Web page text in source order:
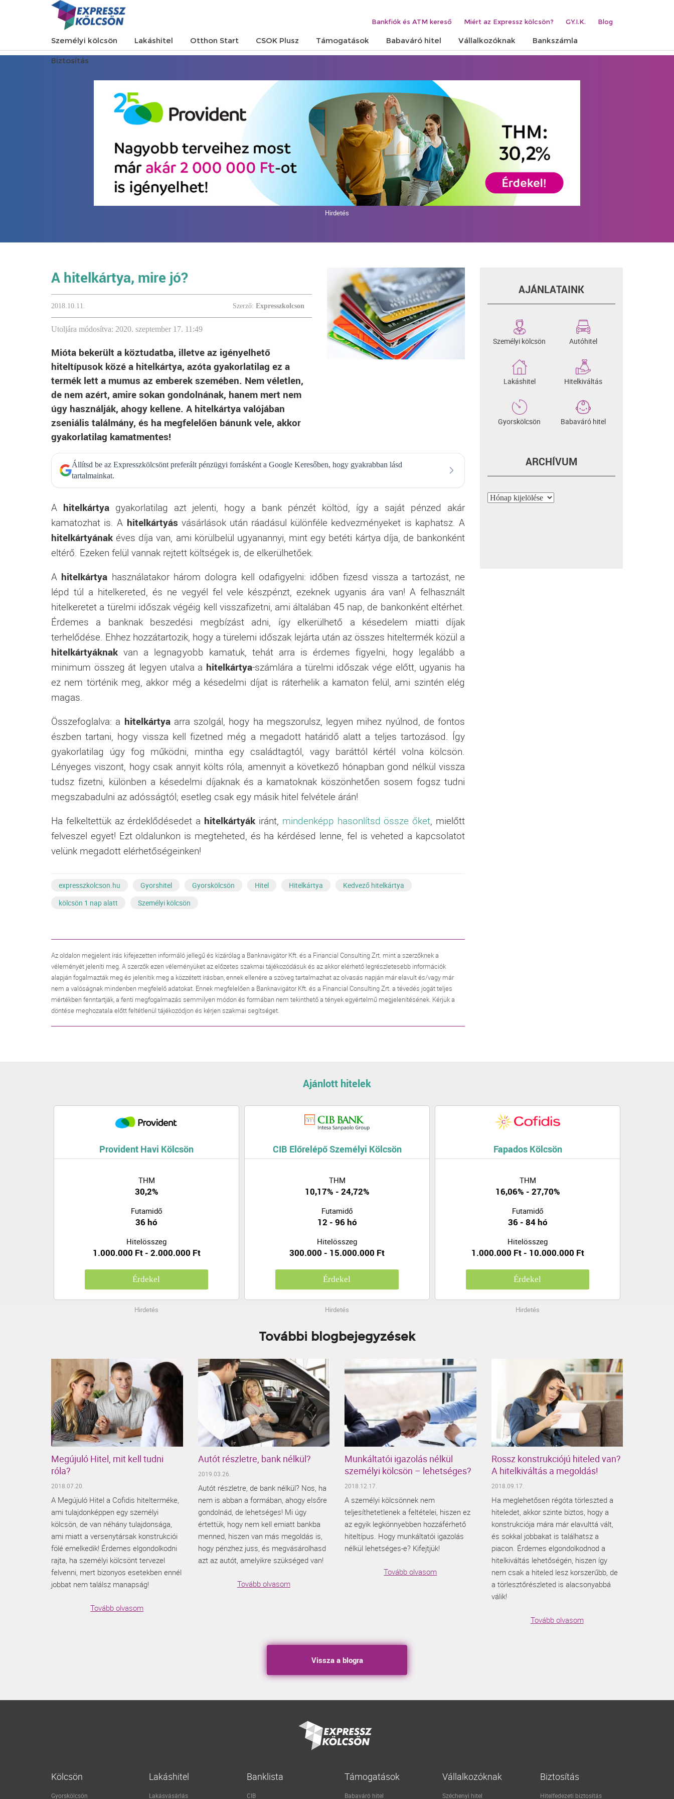
Bankfiók és ATM kereső Miért az Expressz kölcsön? GY.I.K. Blog
Személyi kölcsön Lakáshitel Otthon Start CSOK Plusz Támogatások Babaváró hitel Vállalkozóknak Bankszámla
Biztosítás
Hirdetés
A hitelkártya, mire jó?
2018.10.11. Szerző: Expresszkolcson
Utoljára módosítva: 2020. szeptember 17. 11:49
Mióta bekerült a köztudatba, illetve az igényelhető
hiteltípusok közé a hitelkártya, azóta gyakorlatilag ez a
termék lett a mumus az emberek szemében. Nem véletlen,
de nem azért, amire sokan gondolnának, hanem mert nem
úgy használják, ahogy kellene. A hitelkártya valójában
zseniális találmány, és ha megfelelően bánunk vele, akkor
gyakorlatilag kamatmentes!
Állítsd be az Expresszkölcsönt preferált pénzügyi forrásként a Google Keresőben, hogy gyakrabban lásd
tartalmainkat.
A hitelkártyagyakorlatilag azt jelenti, hogy a bank pénzét költöd, így a saját pénzed akár
kamatozhat is. A hitelkártyás vásárlások után ráadásul különféle kedvezményeket is kaphatsz. A
hitelkártyának éves díja van, ami körülbelül ugyanannyi, mint egy betéti kártya díja, de bankonként
eltérő. Ezeken felül vannak rejtett költségek is, de elkerülhetőek.
A hitelkártya használatakor három dologra kell odafigyelni: időben fizesd vissza a tartozást, ne
lépd túl a hitelkereted, és ne vegyél fel vele készpénzt, ezeknek ugyanis ára van! A felhasznált
hitelkeretet a türelmi időszak végéig kell visszafizetni, ami általában 45 nap, de bankonként eltérhet.
Érdemes a banknak beszedési megbízást adni, így elkerülhető a késedelem miatti díjak
terhelődése. Ehhez hozzátartozik, hogy a türelemi időszak lejárta után az összes hiteltermék közül a
hitelkártyáknak van a legnagyobb kamatuk, tehát arra is érdemes figyelni, hogy legalább a
minimum összeg át legyen utalva a hitelkártya-számlára a türelmi időszak vége előtt, ugyanis ha
ez nem történik meg, akkor még a késedelmi díjat is ráterhelik a kamaton felül, ami szintén elég
magas.
Összefoglalva: a hitelkártyaarra szolgál, hogy ha megszorulsz, legyen mihez nyúlnod, de fontos
észben tartani, hogy vissza kell fizetned még a megadott határidő alatt a teljes tartozásod. Így
gyakorlatilag úgy fog működni, mintha egy családtagtól, vagy baráttól kértél volna kölcsön.
Lényeges viszont, hogy csak annyit költs róla, amennyit a következő hónapban gond nélkül vissza
tudsz fizetni, különben a késedelmi díjaknak és a kamatoknak köszönhetően sosem fogsz tudni
megszabadulni az adósságtól; esetleg csak egy másik hitel felvétele árán!
Ha felkeltettük az érdeklődésedet a hitelkártyák iránt, mindenképp hasonlítsd össze őket, mielőtt
felveszel egyet! Ezt oldalunkon is megteheted, és ha kérdésed lenne, fel is veheted a kapcsolatot
velünk megadott elérhetőségeinken!
expresszkolcson.hu Gyorshitel Gyorskölcsön Hitel Hitelkártya
Kedvező hitelkártya
kölcsön 1 nap alatt
Személyi kölcsön
Az oldalon megjelent írás kifejezetten informáló jellegű és kizárólag a Banknavigátor Kft. és a Financial Consulting Zrt. mint a szerzőknek a
véleményét jeleníti meg. A szerzők ezen véleményüket az előzetes szakmai tájékozódásuk és az akkor elérhető legrészletesebb információk
alapján fogalmazták meg és jelenítik meg a közzétett írásban, ennek ellenére a szöveg tartalmazhat az olvasás napján már elavult és/vagy már
nem a valóságnak mindenben megfelelő adatokat. Ennek megfelelően a Banknavigátor Kft. és a Financial Consulting Zrt. a tévedés jogát teljes
mértékben fenntartják, a fenti megfogalmazás semmilyen módon és formában nem tekinthető a tények egyértelmű megjelenítésének. Kérjük a
döntése meghozatala előtt feltétlenül tájékozódjon és kérjen szakmai segítséget.
AJÁNLATAINK
Személyi kölcsön Autóhitel
Lakáshitel Hitelkiváltás
Gyorskölcsön Babaváró hitel
ARCHÍVUM
Archívum
Ajánlott hitelek
Provident Havi Kölcsön
THM
30,2%
Futamidő
36 hó
Hitelösszeg
1.000.000 Ft - 2.000.000 Ft
Érdekel
Hirdetés
CIB Előrelépő Személyi Kölcsön
THM
10,17% - 24,72%
Futamidő
12 - 96 hó
Hitelösszeg
300.000 - 15.000.000 Ft
Érdekel
Hirdetés
Fapados Kölcsön
THM
16,06% - 27,70%
Futamidő
36 - 84 hó
Hitelösszeg
1.000.000 Ft - 10.000.000 Ft
Érdekel
Hirdetés
További blogbejegyzések
Megújuló Hitel, mit kell tudni
róla?
2018.07.20.
A Megújuló Hitel a Cofidis hitelterméke,
ami tulajdonképpen egy személyi
kölcsön, de van néhány tulajdonsága,
ami miatt a versenytársak konstrukciói
fölé emelkedik! Érdemes elgondolkodni
rajta, ha személyi kölcsönt tervezel
felvenni, mert bizonyos esetekben ennél
jobbat nem találsz manapság!
Tovább olvasom
Autót részletre, bank nélkül?
2019.03.26.
Autót részletre, de bank nélkül? Nos, ha
nem is abban a formában, ahogy elsőre
gondolnád, de lehetséges! Mi úgy
értettük, hogy nem kell emiatt bankba
menned, hiszen van más megoldás is,
hogy pénzhez juss, és megvásárolhasd
azt az autót, amelyikre szükséged van!
Tovább olvasom
Munkáltatói igazolás nélkül
személyi kölcsön – lehetséges?
2018.12.17.
A személyi kölcsönnek nem
teljesíthetetlenek a feltételei, hiszen ez
az egyik legkönnyebben hozzáférhető
hiteltípus. Hogy munkáltatói igazolás
nélkül lehetséges-e? Kifejtjük!
Tovább olvasom
Rossz konstrukciójú hiteled van?
A hitelkiváltás a megoldás!
2018.09.17.
Ha meglehetősen régóta törleszted a
hiteledet, akkor szinte biztos, hogy a
konstrukciója mára már elavulttá vált,
és sokkal jobbakat is találhatsz a
piacon. Érdemes elgondolkodnod a
hitelkiváltás lehetőségén, hiszen így
nem csak a hiteled lesz korszerűbb, de
a törlesztőrészleted is alacsonyabbá
válik!
Tovább olvasom
Vissza a blogra
Kölcsön
Gyorskölcsön
Lakáshitel
Lakásvásárlás
Banklista
CIB
Támogatások
Babaváró hitel
Vállalkozóknak
Széchenyi hitel
Biztosítás
Hitelfedezeti biztosítás